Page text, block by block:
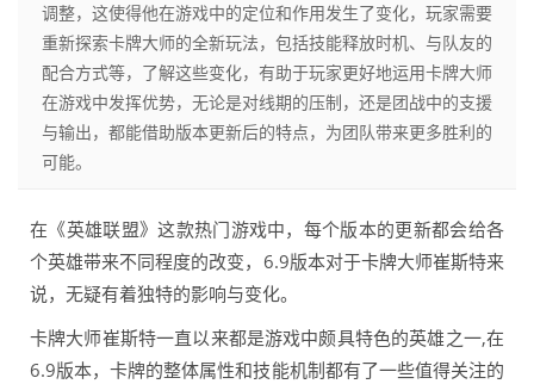
调整，这使得他在游戏中的定位和作用发生了变化，玩家需要
重新探索卡牌大师的全新玩法，包括技能释放时机、与队友的
配合方式等，了解这些变化，有助于玩家更好地运用卡牌大师
在游戏中发挥优势，无论是对线期的压制，还是团战中的支援
与输出，都能借助版本更新后的特点，为团队带来更多胜利的
可能。
在《英雄联盟》这款热门游戏中，每个版本的更新都会给各
个英雄带来不同程度的改变，6.9版本对于卡牌大师崔斯特来
说，无疑有着独特的影响与变化。
卡牌大师崔斯特一直以来都是游戏中颇具特色的英雄之一,在
6.9版本，卡牌的整体属性和技能机制都有了一些值得关注的